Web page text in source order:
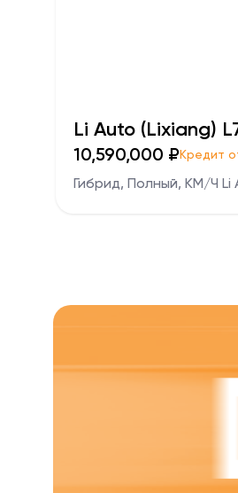
Li Auto (Lixiang)
10,590,000 ₽Кредит
Гибрид, Полный, KM/Ч Li